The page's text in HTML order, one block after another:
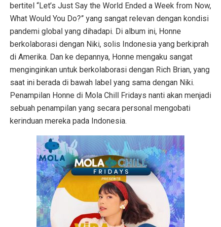
bertitel “Let’s Just Say the World Ended a Week from Now,
What Would You Do?” yang sangat relevan dengan kondisi
pandemi global yang dihadapi. Di album ini, Honne
berkolaborasi dengan Niki, solis Indonesia yang berkiprah
di Amerika. Dan ke depannya, Honne mengaku sangat
menginginkan untuk berkolaborasi dengan Rich Brian, yang
saat ini berada di bawah label yang sama dengan Niki.
Penampilan Honne di Mola Chill Fridays nanti akan menjadi
sebuah penampilan yang secara personal mengobati
kerinduan mereka pada Indonesia.